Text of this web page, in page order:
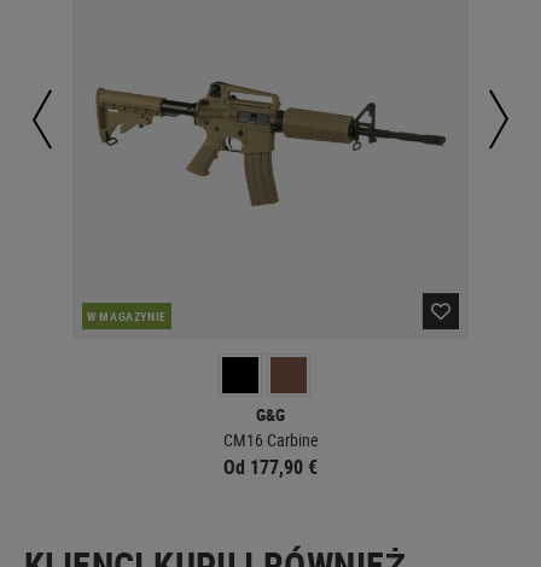
W MAGAZYNIE
G&G
CM16 Carbine
Od 177,90 €